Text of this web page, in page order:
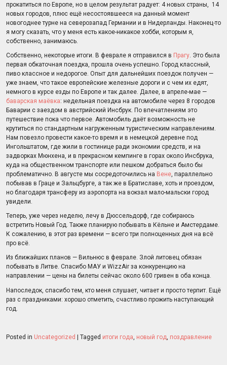
прокатиться по Европе, но в целом результат радует: 4 новых страны, 14
новых городов, плюс ещё несостоявшееся на данный момент
новогоднее турне на северозапад Германии и в Нидерланды. Наконец-то
я могу сказать, что у меня есть какое-никакое хобби, которым я,
собственно, занимаюсь.
Собственно, некоторые итоги. В феврале я отправился в Прагу. Это была
первая обкаточная поездка, прошла очень успешно. Город классный,
пиво классное и недорогое. Опыт для дальнейших поездок получен —
уже знаем, что такое европейские железные дороги и с чем их едят,
немного в курсе езды по Европе и так далее. Далее, в апреле-мае —
баварская маёвка: недельная поездка на автомобиле через 8 городов
Баварии с заездом в австрийский Инсбрук. По впечатлениям это
путешествие пока что первое. Автомобиль даёт возможность не
крутиться по стандартным нагруженным туристическим направлениям.
Нам повезло провести какое-то время и в немецкой деревне под
Ингольштатом, где жили в гостинице ради экономии средств, и на
задворках Мюнхена, и в прекрасном кемпинге в горах около Инсбрука,
куда на общественном транспорте или пешком добраться было бы
проблематично. В августе мы сосредоточились на Вене, параллельно
побывав в Граце и Зальцбурге, а так же в Братиславе, хоть и проездом,
но благодаря трансферу из аэропорта на вокзал мало-мальски город
увидели.
Теперь, уже через неделю, лечу в Дюссельдорф, где собираюсь
встретить Новый Год. Также планирую побывать в Кёльне и Амстердаме.
К сожалению, в этот раз времени — всего три полноценных дня на всё
про всё.
Из ближайших планов — Вильнюс в феврале. Злой литовец обязан
побывать в Литве. Спасибо МАУ и WizzAir за конкуренцию на
направлении — цены на билеты сейчас около 600 гривен в оба конца.
Напоследок, спасибо тем, кто меня слушает, читает и просто терпит. Ещё
раз с праздниками: хорошо отметить, счастливо прожить наступающий
год.
Posted in Uncategorized Tagged итоги года, новый год, поздравление